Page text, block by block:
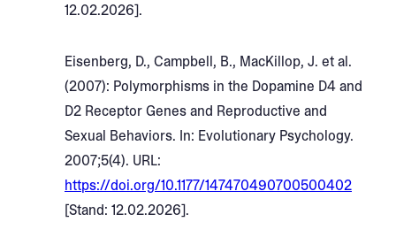
12.02.2026].
Eisenberg, D., Campbell, B., MacKillop, J. et al.
(2007): Polymorphisms in the Dopamine D4 and
D2 Receptor Genes and Reproductive and
Sexual Behaviors. In: Evolutionary Psychology.
2007;5(4). URL:
https://doi.org/10.1177/147470490700500402
[Stand: 12.02.2026].